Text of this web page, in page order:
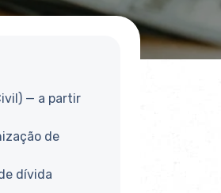
— a partir
de
dívida